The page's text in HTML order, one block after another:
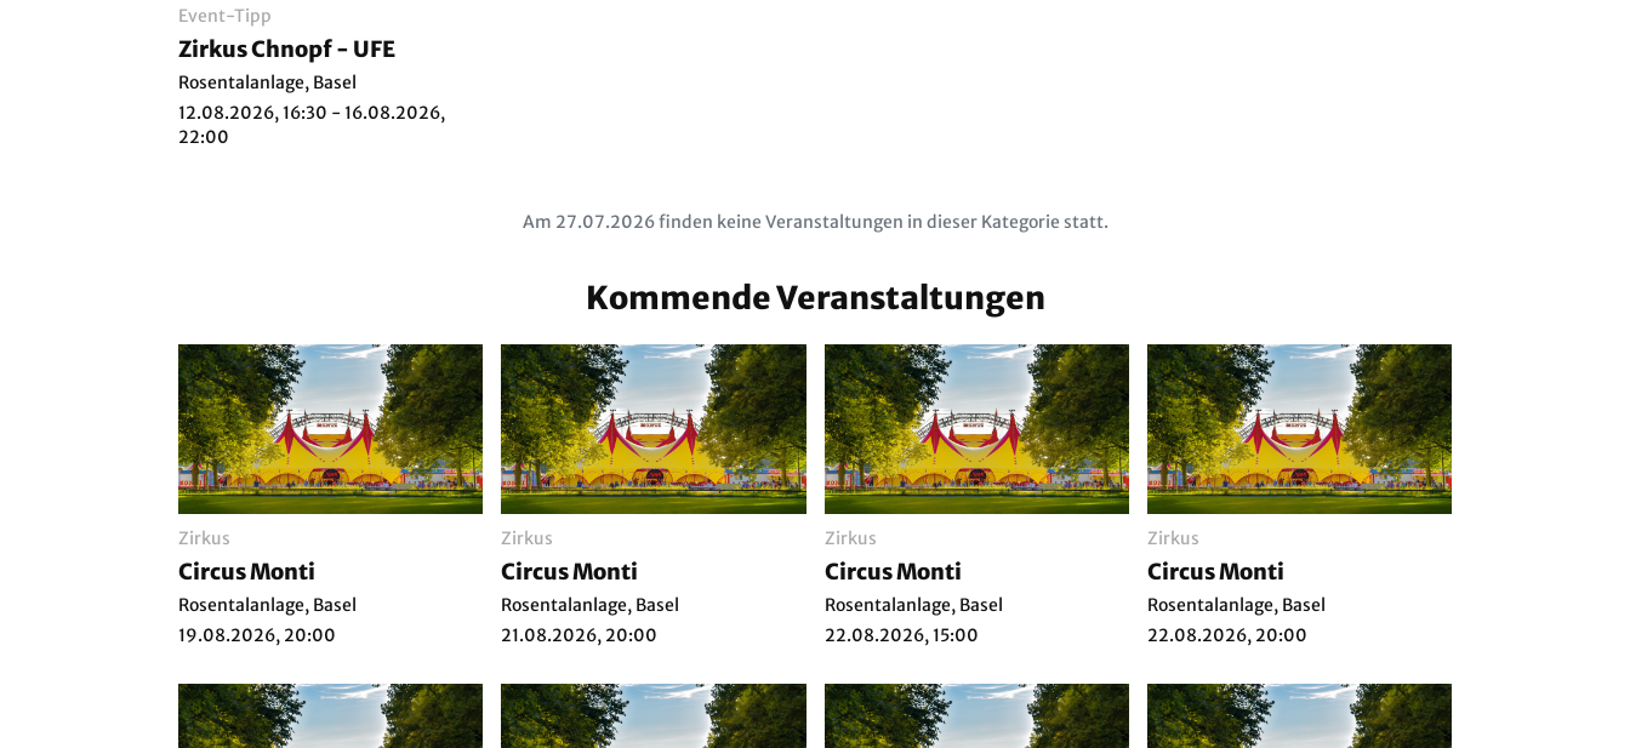
Event-Tipp
Zirkus Chnopf - UFE
Rosentalanlage, Basel
12.08.2026, 16:30 - 16.08.2026,
22:00
Am 27.07.2026 finden keine Veranstaltungen in dieser Kategorie statt.
Kommende Veranstaltungen
Zirkus
Circus Monti
Rosentalanlage, Basel
19.08.2026, 20:00
Zirkus
Circus Monti
Rosentalanlage, Basel
21.08.2026, 20:00
Zirkus
Circus Monti
Rosentalanlage, Basel
22.08.2026, 15:00
Zirkus
Circus Monti
Rosentalanlage, Basel
22.08.2026, 20:00